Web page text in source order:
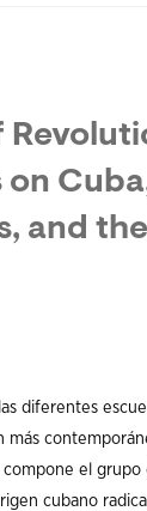
on
and
diferentes
más
el grupo
cubano